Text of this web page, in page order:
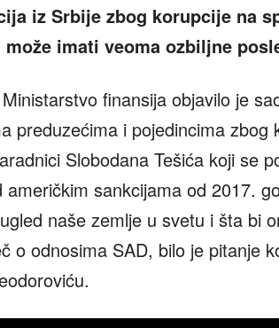
iz Srbije zbog korupcije na
imati veoma ozbiljne
finansija objavilo je
preduzećima i pojedincima
Slobodana Tešića koji se
američkim sankcijama od 2017.
naše zemlje u svetu i šta bi
o odnosima SAD, bilo je pitanje